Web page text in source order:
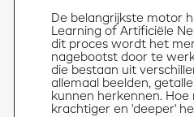
De belangrijkste motor
Learning of Artificiële
dit proces wordt het
nagebootst door te
die bestaan uit
allemaal beelden,
kunnen herkennen. Hoe
krachtiger en 'deeper'